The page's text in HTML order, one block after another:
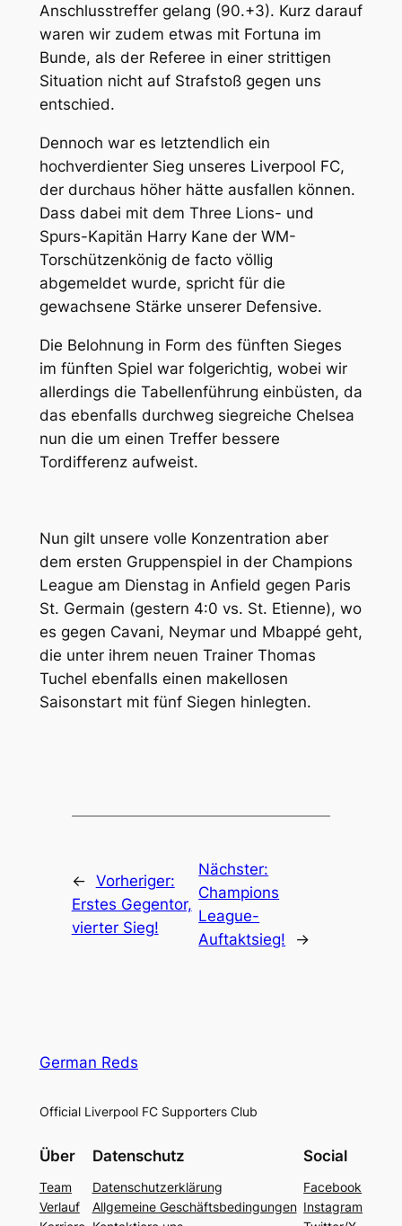
Anschlusstreffer gelang (90.+3). Kurz darauf
waren wir zudem etwas mit Fortuna im
Bunde, als der Referee in einer strittigen
Situation nicht auf Strafstoß gegen uns
entschied.
Dennoch war es letztendlich ein
hochverdienter Sieg unseres Liverpool FC,
der durchaus höher hätte ausfallen können.
Dass dabei mit dem Three Lions- und
Spurs-Kapitän Harry Kane der WM-
Torschützenkönig de facto völlig
abgemeldet wurde, spricht für die
gewachsene Stärke unserer Defensive.
Die Belohnung in Form des fünften Sieges
im fünften Spiel war folgerichtig, wobei wir
allerdings die Tabellenführung einbüsten, da
das ebenfalls durchweg siegreiche Chelsea
nun die um einen Treffer bessere
Tordifferenz aufweist.
Nun gilt unsere volle Konzentration aber
dem ersten Gruppenspiel in der Champions
League am Dienstag in Anfield gegen Paris
St. Germain (gestern 4:0 vs. St. Etienne), wo
es gegen Cavani, Neymar und Mbappé geht,
die unter ihrem neuen Trainer Thomas
Tuchel ebenfalls einen makellosen
Saisonstart mit fünf Siegen hinlegten.
← Vorheriger:
Erstes Gegentor,
vierter Sieg!
Nächster:
Champions
League-
Auftaktsieg!
→
German Reds
Official Liverpool FC Supporters Club
Über
Team
Verlauf
Datenschutz
Datenschutzerklärung
Allgemeine Geschäftsbedingungen
Social
Facebook
Instagram